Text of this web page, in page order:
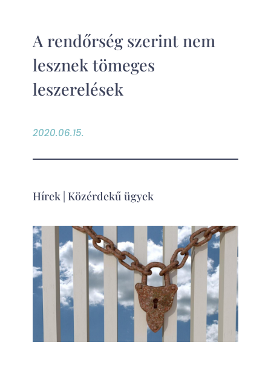
A rendőrség szerint nem
lesznek tömeges
leszerelések
2020.06.15.
Hírek| Közérdekű ügyek